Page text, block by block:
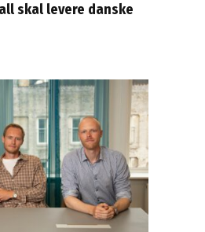
skal levere danske